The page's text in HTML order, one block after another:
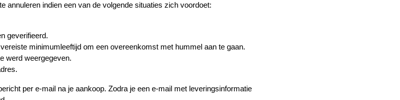
annuleren indien een van de volgende situaties zich voordoet:
geverifieerd.
minimumleeftijd om een overeenkomst met hummel aan te gaan.
werd weergegeven.
per e-mail na je aankoop. Zodra je een e-mail met leveringsinformatie